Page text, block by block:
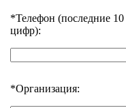
*Телефон (последние 10
цифр):
*Организация: